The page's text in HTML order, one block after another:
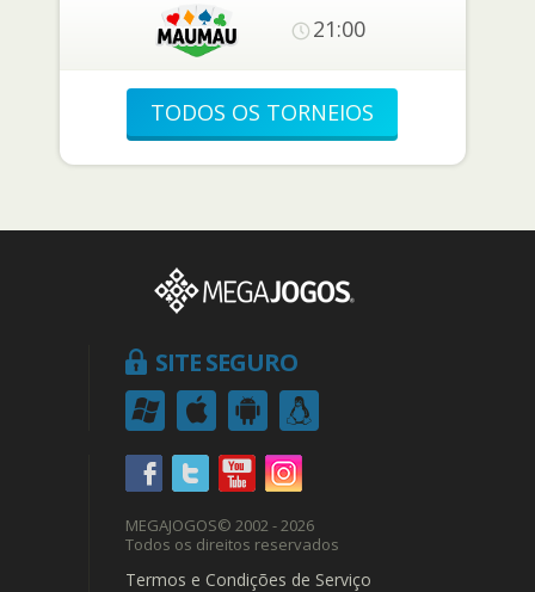
21:00
TODOS OS TORNEIOS
SITE SEGURO
MEGAJOGOS© 2002 - 2026
Todos os direitos reservados
Termos e Condições de Serviço